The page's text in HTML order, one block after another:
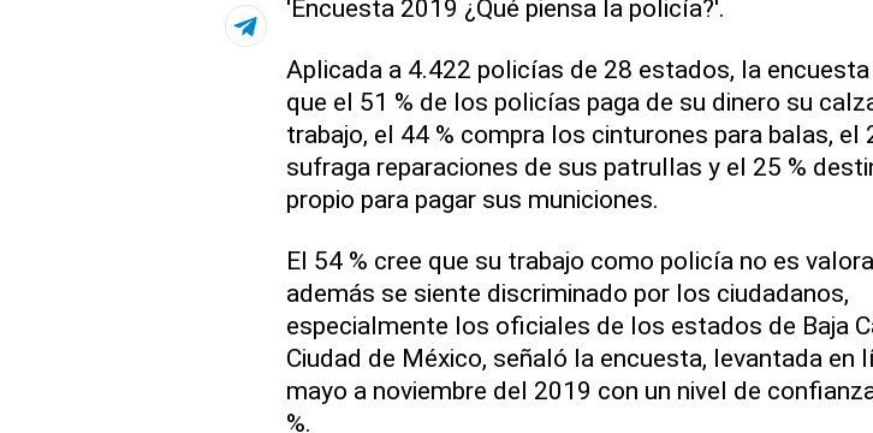
'Encuesta 2019 ¿Qué piensa la policía?'.
Aplicada a 4.422 policías de 28 estados, la
que el 51 % de los policías paga de su dinero su
trabajo, el 44 % compra los cinturones para balas, el
sufraga reparaciones de sus patrullas y el 25 %
propio para pagar sus municiones.
El 54 % cree que su trabajo como policía no es
además se siente discriminado por los ciudadanos,
especialmente los oficiales de los estados de Baja
Ciudad de México, señaló la encuesta, levantada en
mayo a noviembre del 2019 con un nivel de
%.